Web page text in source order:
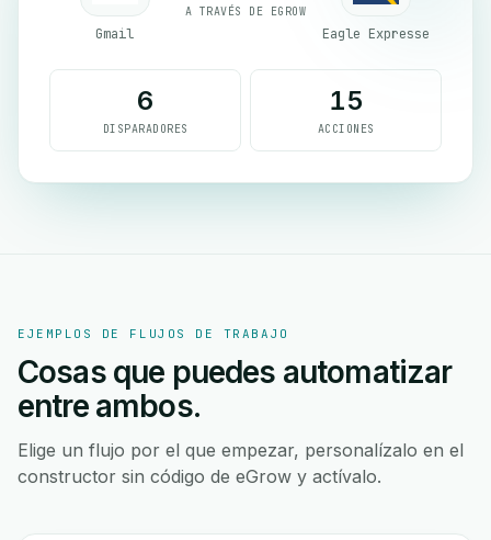
Gmail
A TRAVÉS DE EGROW
Eagle Expresse
6
DISPARADORES
15
ACCIONES
EJEMPLOS DE FLUJOS DE TRABAJO
Cosas que puedes automatizar
entre ambos.
Elige un flujo por el que empezar, personalízalo en el
constructor sin código de eGrow y actívalo.